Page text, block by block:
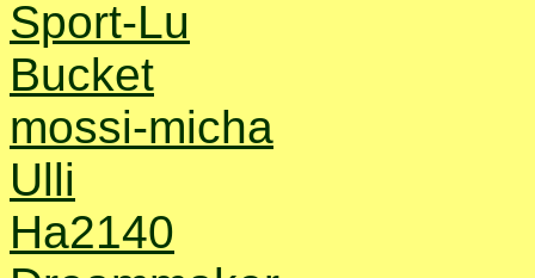
Sport-Lu
Bucket
mossi-micha
Ulli
Ha2140